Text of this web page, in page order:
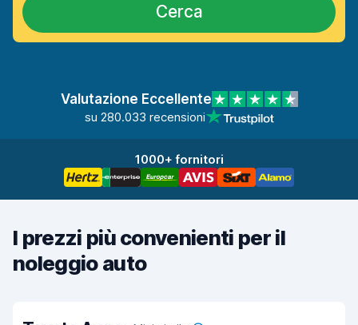
Cerca
Valutazione Eccellente
su 280.033 recensioni
1000+ fornitori
I prezzi più convenienti per il
noleggio auto